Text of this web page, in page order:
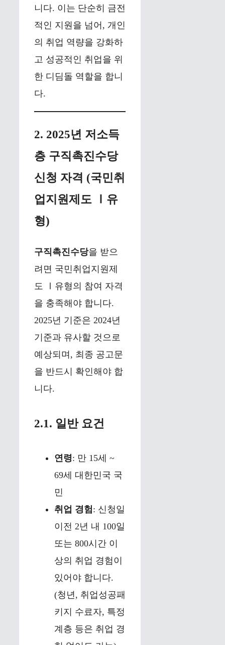
니다. 이는 단순히 금전
적인 지원을 넘어, 개인
의 취업 역량을 강화하
고 성공적인 취업을 위
한 디딤돌 역할을 합니
다.
2. 2025년 저소득
층 구직촉진수당
신청 자격 (국민취
업지원제도 Ⅰ유
형)
구직촉진수당을 받으
려면 국민취업지원제
도 Ⅰ유형의 참여 자격
을 충족해야 합니다.
2025년 기준은 2024년
기준과 유사할 것으로
예상되며, 최종 공고문
을 반드시 확인해야 합
니다.
2.1. 일반 요건
연령: 만 15세 ~
69세 대한민국 국
민
취업 경험: 신청일
이전 2년 내 100일
또는 800시간 이
상의 취업 경험이
있어야 합니다.
(청년, 취업성공패
키지 수료자, 특정
계층 등은 취업 경